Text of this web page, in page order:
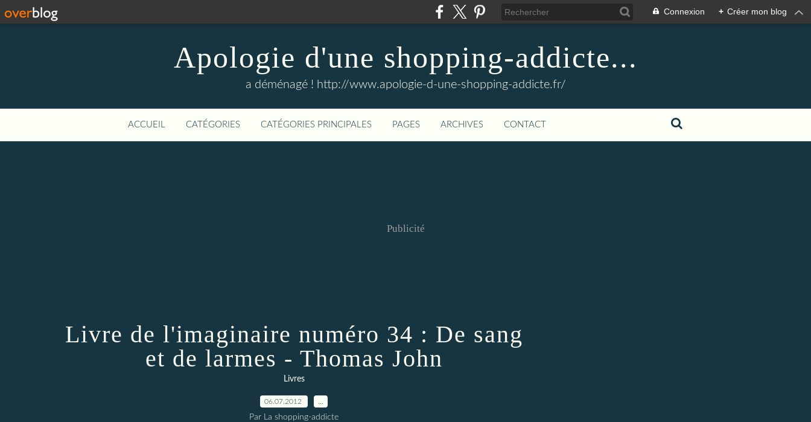
Connexion + Créer mon blog
Apologie d'une shopping-addicte...
a déménagé ! http://www.apologie-d-une-shopping-addicte.fr/
ACCUEIL CATÉGORIES CATÉGORIES PRINCIPALES PAGES ARCHIVES CONTACT
Publicité
Livre de l'imaginaire numéro 34 : De sang
et de larmes - Thomas John
Livres
06.07.2012
Par La shopping-addicte